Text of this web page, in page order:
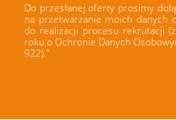
Do przesłanej oferty prosimy
na przetwarzanie moich danych
do realizacji procesu rekrutacji
roku o Ochronie Danych
922)."